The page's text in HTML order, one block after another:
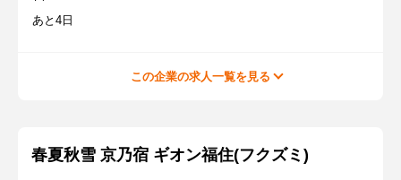
あと4日
この企業の求人一覧を見る
春夏秋雪 京乃宿 ギオン福住(フクズミ)